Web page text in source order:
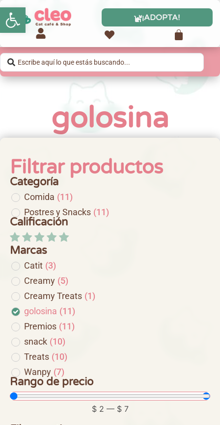
Abrir barra de herramientas ¡ADOPTA!
golosina
Filtrar productos
Categoría
Comida (11)
Postres y Snacks (11)
Calificación
Marcas
Catit (3)
Creamy (5)
Creamy Treats (1)
golosina (11)
Premios (11)
snack (10)
Treats (10)
Wanpy (7)
Rango de precio
$ 2 — $ 7